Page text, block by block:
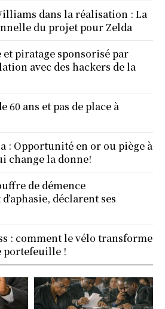
dans la réalisation : La
du projet pour Zelda
piratage sponsorisé par
avec des hackers de la
60 ans et pas de place à
: Opportunité en or ou piège à
change la donne!
de démence
déclarent ses
: comment le vélo transforme
portefeuille !